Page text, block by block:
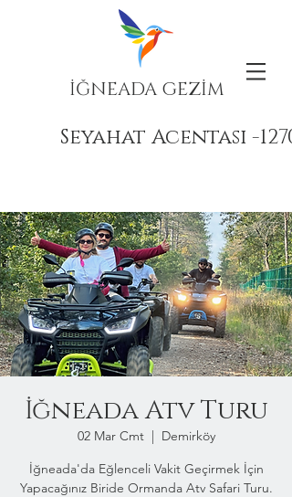
İĞNEADA GEZİM
Seyahat Acentası -
İğneada Atv Turu
02 Mar Cmt
  |
Demirköy
İğneada'da Eğlenceli Vakit Geçirmek İçin
Yapacağınız Biride Ormanda Atv Safari Turu.